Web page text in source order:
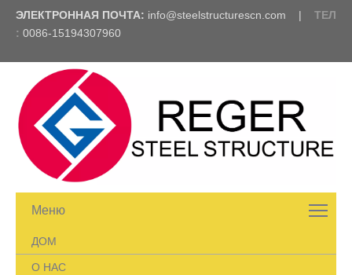
ЭЛЕКТРОННАЯ ПОЧТА: info@steelstructurescn.com | ТЕЛ
: 0086-15194307960
Меню
ДОМ
О НАС